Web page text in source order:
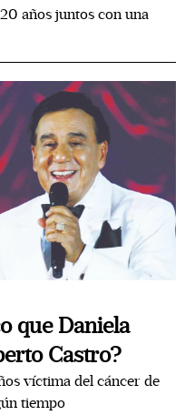
años juntos con una
que Daniela
Castro?
víctima del cáncer de
tiempo